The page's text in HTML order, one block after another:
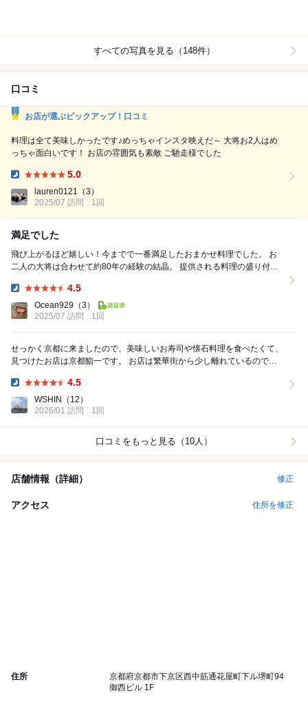
すべての写真を見る（148件）
口コミ
お店が選ぶピックアップ！口コミ
料理は全て美味しかったです♪めっちゃインスタ映えだ～ 大将お2人はめ
っちゃ面白いです！ お店の雰囲気も素敵 ご馳走様でした
5.0
lauren0121 （3）
2025/07 訪問
1回
満足でした
飛び上がるほど嬉しい！今までで一番満足したおまかせ料理でした。 お
二人の大将は合わせて約80年の経験の結晶。 提供される料理の盛り付
4.5
Ocean929 （3）
2025/07 訪問
1回
せっかく京都に来ましたので、美味しいお寿司や懐石料理を食べたくて、
見つけたお店は京都鮨一です。 お店は繁華街から少し離れているので、
4.5
WSHIN
（12）
2026/01 訪問
1回
口コミをもっと見る（10人）
店舗情報（詳細） 修正
アクセス 住所を修正
住所
京都府京都市下京区西中筋通花屋町下ル堺町94
御西ビル 1F